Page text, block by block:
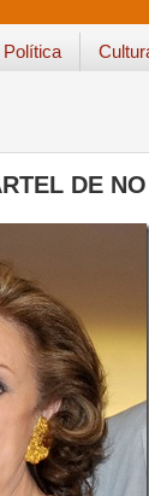
Política
DE